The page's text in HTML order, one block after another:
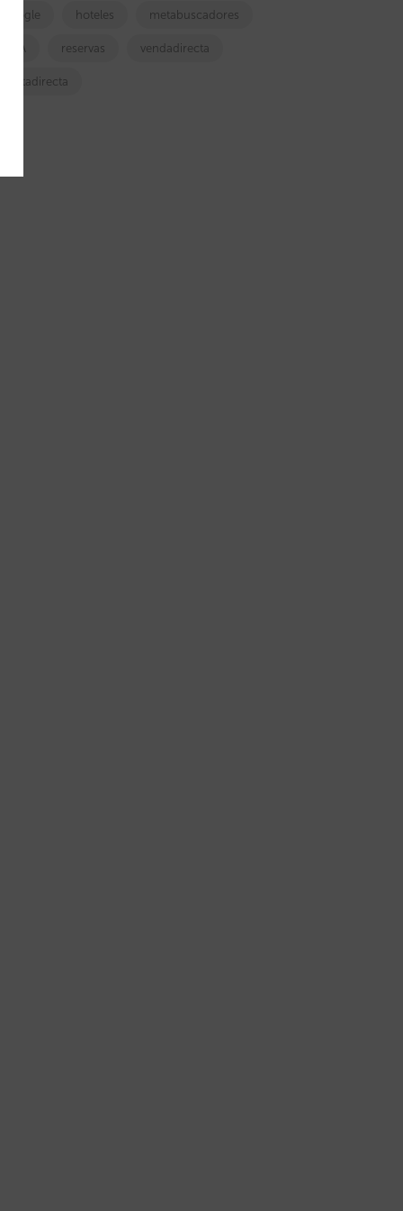
google hoteles metabuscadores
OTA reservas vendadirecta
ventadirecta